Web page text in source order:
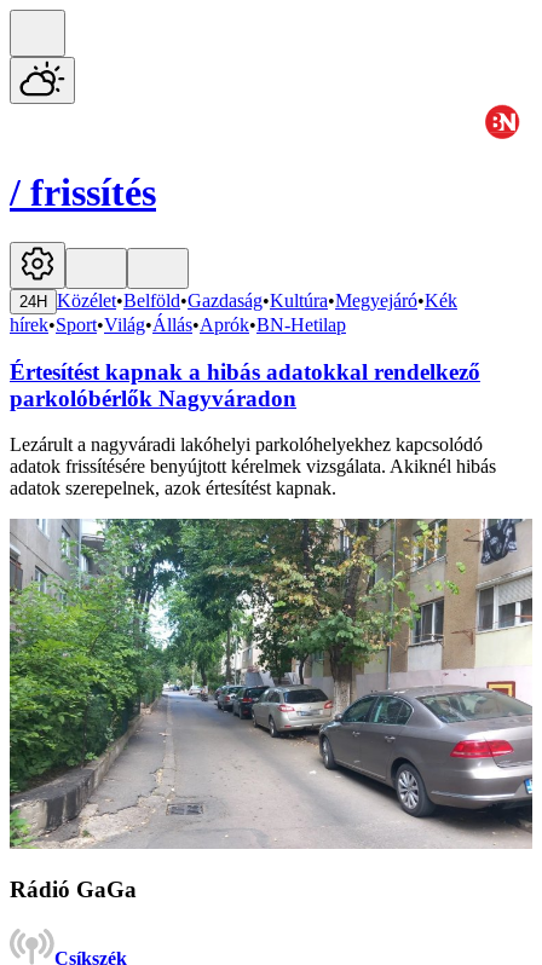
/ frissítés
24H Közélet•Belföld•Gazdaság•Kultúra•Megyejáró•Kék
hírek•Sport•Világ•Állás•Aprók•BN-Hetilap
Értesítést kapnak a hibás adatokkal rendelkező
parkolóbérlők Nagyváradon
Lezárult a nagyváradi lakóhelyi parkolóhelyekhez kapcsolódó
adatok frissítésére benyújtott kérelmek vizsgálata. Akiknél hibás
adatok szerepelnek, azok értesítést kapnak.
Rádió GaGa
Csíkszék